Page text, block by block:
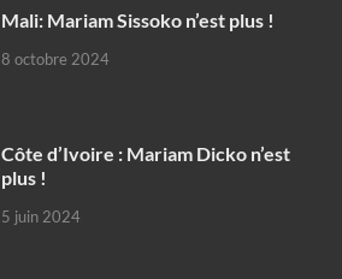
Mali: Mariam Sissoko n’est plus !
8 octobre 2024
Côte d’Ivoire : Mariam Dicko n’est
plus !
5 juin 2024